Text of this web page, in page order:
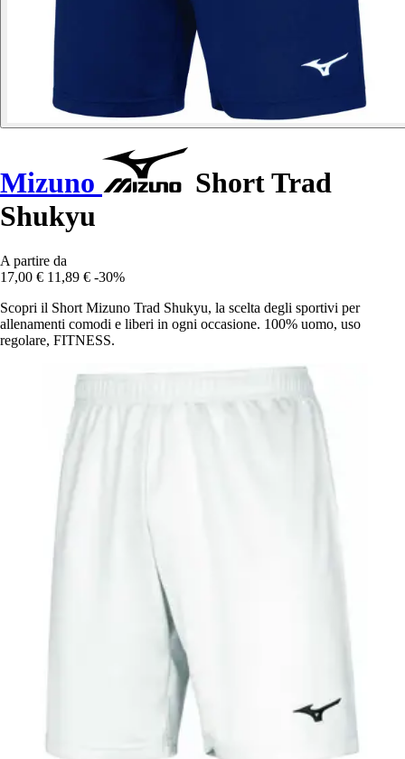
Mizuno
Short Trad
Shukyu
A partire da
17,00 € 11,89 € -30%
Scopri il Short Mizuno Trad Shukyu, la scelta degli sportivi per
allenamenti comodi e liberi in ogni occasione. 100% uomo, uso
regolare, FITNESS.